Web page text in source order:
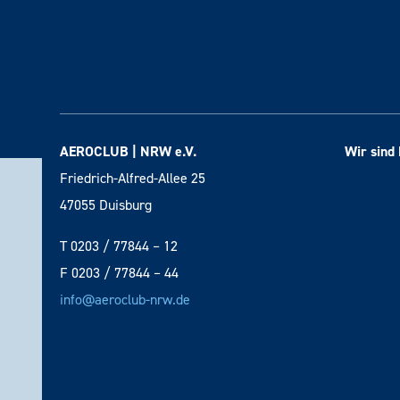
AEROCLUB | NRW e.V.
Friedrich-Alfred-Allee 25
47055 Duisburg
T 0203 / 77844 – 12
F 0203 / 77844 – 44
info@aeroclub-nrw.de
Wir sind